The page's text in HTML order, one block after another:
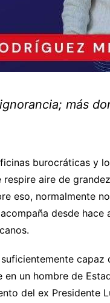
más
burocráticas y
aire de
eso, normalmente
desde hace
capaz
un hombre de
del ex Presidente